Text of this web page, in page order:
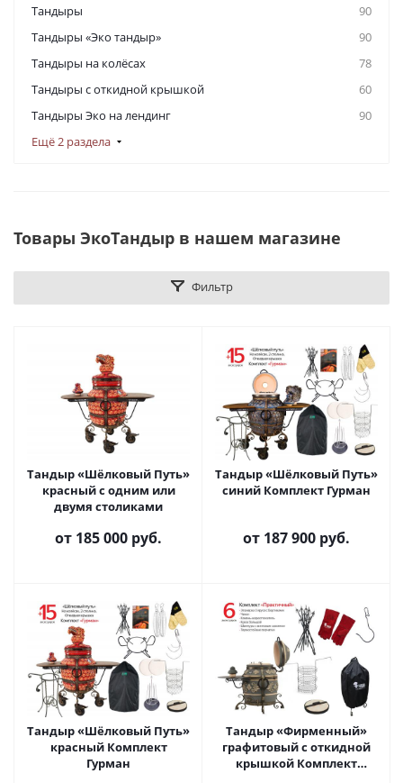
Тандыры
90
Тандыры «Эко тандыр»
90
Тандыры на колёсах
78
Тандыры с откидной крышкой
60
Тандыры Эко на лендинг
90
Ещё 2 раздела
Товары ЭкоТандыр в нашем магазине
Фильтр
Тандыр «Шёлковый Путь»
красный с одним или
двумя столиками
от 185 000 руб.
Тандыр «Шёлковый Путь»
синий Комплект Гурман
от 187 900 руб.
Тандыр «Шёлковый Путь»
красный Комплект
Гурман
Тандыр «Фирменный»
графитовый с откидной
крышкой Комплект